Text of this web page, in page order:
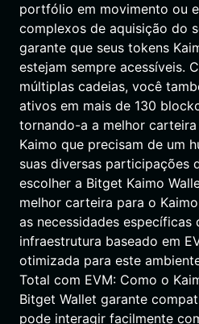
portfólio em movimento ou
complexos de aquisição do
garante que seus tokens
estejam sempre acessíveis.
múltiplas cadeias, você
ativos em mais de 130
tornando-a a melhor
Kaimo que precisam de um
suas diversas participações
escolher a Bitget Kaimo
melhor carteira para o
as necessidades
infraestrutura baseado em
otimizada para este
Total com EVM: Como o
Bitget Wallet garante
pode interagir facilmente